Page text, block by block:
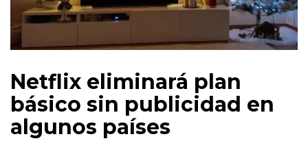
Netflix eliminará plan
básico sin publicidad en
algunos países